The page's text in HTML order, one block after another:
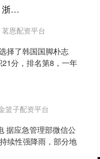
牛操盘 领先换下王钰栋，阿洛伊西兄弟一个套路，浙江还能忍，李镇全与米特里策和解
恩配资平台
择了韩国国脚朴志
分，排名第8，一年
篮子配资平台
据应急管理部微信公
续性强降雨，部分地